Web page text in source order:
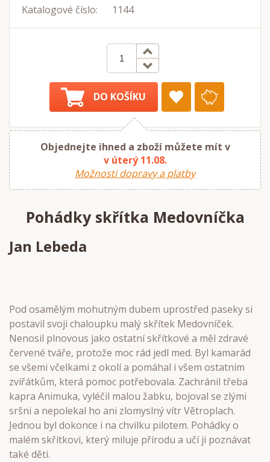
Katalogové číslo: 1144
DO KOŠÍKU
Objednejte ihned a zboží můžete mít v
v úterý 11.08.
Možnosti dopravy a platby
Pohádky skřítka Medovníčka
Jan Lebeda
Pod osamělým mohutným dubem uprostřed paseky si
postavil svoji chaloupku malý skřítek Medovníček.
Nenosil plnovous jako ostatní skřítkové a měl zdravé
červené tváře, protože moc rád jedl med. Byl kamarád
se všemi včelkami z okolí a pomáhal i všem ostatním
zvířátkům, která pomoc potřebovala. Zachránil třeba
kapra Animuka, vyléčil malou žabku, bojoval se zlými
sršni a nepolekal ho ani zlomyslný vítr Větroplach.
Jednou byl dokonce i na chvilku pilotem. Pohádky o
malém skřítkovi, který miluje přírodu a učí ji poznávat
také děti.